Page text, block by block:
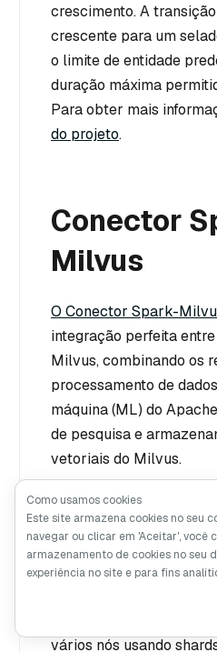
crescimento. A
crescente para um
o limite de entidade
duração máxima
Para obter mais
do projeto.
Conector
Milvus
O Conector Spark-
integração perfeita
Milvus, combinando os
processamento de
máquina (ML) do
de pesquisa e
vetoriais do Milvus.
Fragmento
O Milvus melhora o
dados ao distribuir
vários nós usando
Como usamos cookies
Este site armazena cookies no seu
navegar ou clicar em 'Aceitar', você
armazenamento de cookies no seu
experiência no site e para fins